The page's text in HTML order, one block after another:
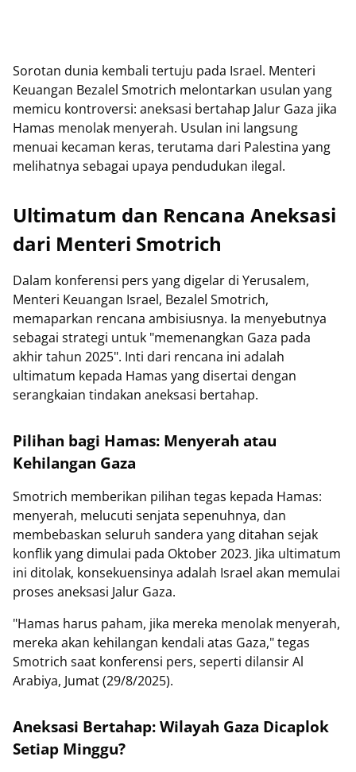
Sorotan dunia kembali tertuju pada Israel. Menteri
Keuangan Bezalel Smotrich melontarkan usulan yang
memicu kontroversi: aneksasi bertahap Jalur Gaza jika
Hamas menolak menyerah. Usulan ini langsung
menuai kecaman keras, terutama dari Palestina yang
melihatnya sebagai upaya pendudukan ilegal.
Ultimatum dan Rencana Aneksasi
dari Menteri Smotrich
Dalam konferensi pers yang digelar di Yerusalem,
Menteri Keuangan Israel, Bezalel Smotrich,
memaparkan rencana ambisiusnya. Ia menyebutnya
sebagai strategi untuk "memenangkan Gaza pada
akhir tahun 2025". Inti dari rencana ini adalah
ultimatum kepada Hamas yang disertai dengan
serangkaian tindakan aneksasi bertahap.
Pilihan bagi Hamas: Menyerah atau
Kehilangan Gaza
Smotrich memberikan pilihan tegas kepada Hamas:
menyerah, melucuti senjata sepenuhnya, dan
membebaskan seluruh sandera yang ditahan sejak
konflik yang dimulai pada Oktober 2023. Jika ultimatum
ini ditolak, konsekuensinya adalah Israel akan memulai
proses aneksasi Jalur Gaza.
"Hamas harus paham, jika mereka menolak menyerah,
mereka akan kehilangan kendali atas Gaza," tegas
Smotrich saat konferensi pers, seperti dilansir Al
Arabiya, Jumat (29/8/2025).
Aneksasi Bertahap: Wilayah Gaza Dicaplok
Setiap Minggu?